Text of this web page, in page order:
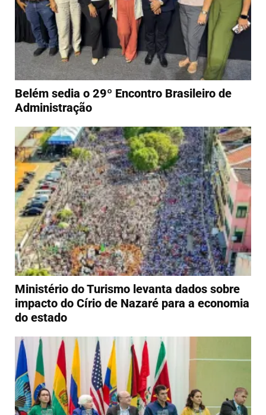
Belém sedia o 29º Encontro Brasileiro de
Administração
Ministério do Turismo levanta dados sobre
impacto do Círio de Nazaré para a economia
do estado